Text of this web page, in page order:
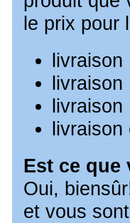
le prix pour
livraison
livraison
livraison
livraison
Est ce que
Oui,
et vous